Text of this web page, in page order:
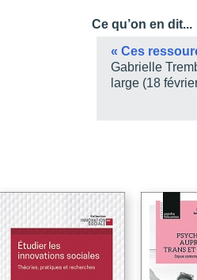
Le concept
Chapitre 1 - La
Chapitre 2 - L’analyse
congés
Les principales
Les meilleurs moments
Les désaccords entre
Ce qu’on en dit...
« Ces
Gabrielle
large (18